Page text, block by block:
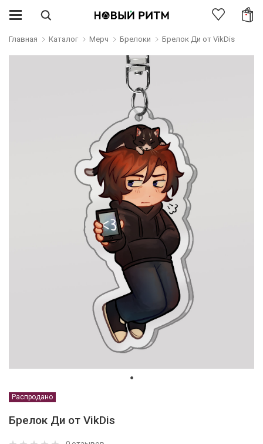
Главная Каталог Мерч Брелоки Брелок Ди от VikDis
Распродано
Брелок Ди от VikDis